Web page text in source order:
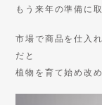
もう来年の準備に
市場で商品を仕入
だと
植物を育て始め改